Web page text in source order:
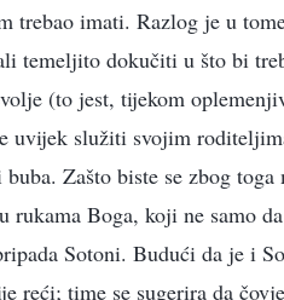
trebao imati. Razlog je u
temeljito dokučiti u što bi
(to jest, tijekom
uvijek služiti svojim
Zašto biste se zbog
Boga, koji ne samo
Sotoni. Budući da je i
reći; time se sugerira da